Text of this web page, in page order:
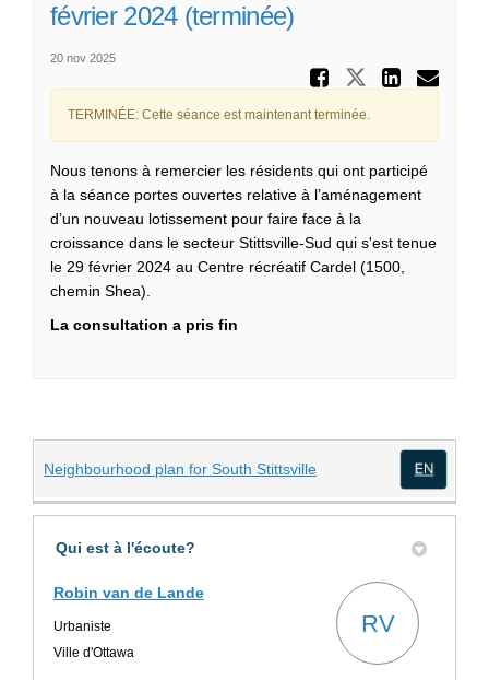
février 2024 (terminée)
20 nov 2025
Partager
TERMINÉE: Cette séance est maintenant terminée.
Nous tenons à remercier les résidents qui ont participé
à la séance portes ouvertes relative à l’aménagement
d’un nouveau lotissement pour faire face à la
croissance dans le secteur Stittsville-Sud qui s'est tenue
le 29 février 2024 au Centre récréatif Cardel (1500,
chemin Shea).
La consultation a pris fin
Neighbourhood plan for South Stittsville(Liens externes)
Qui est à l'écoute?
Robin van de Lande
Urbaniste
Ville d'Ottawa
RV